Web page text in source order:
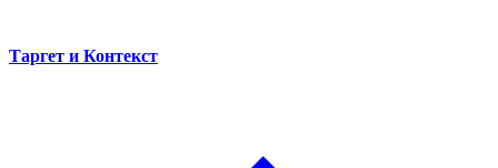
Таргет и Контекст